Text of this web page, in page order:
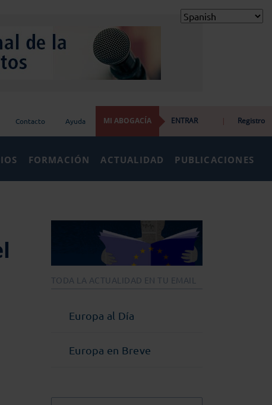
Contacto Ayuda MI ABOGACÍA ENTRAR | Registro
FORMACIÓN ACTUALIDAD PUBLICACIONES
TODA LA ACTUALIDAD EN TU EMAIL
Europa al Día
Europa en Breve